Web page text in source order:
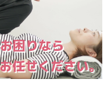
困りなら
任せください。